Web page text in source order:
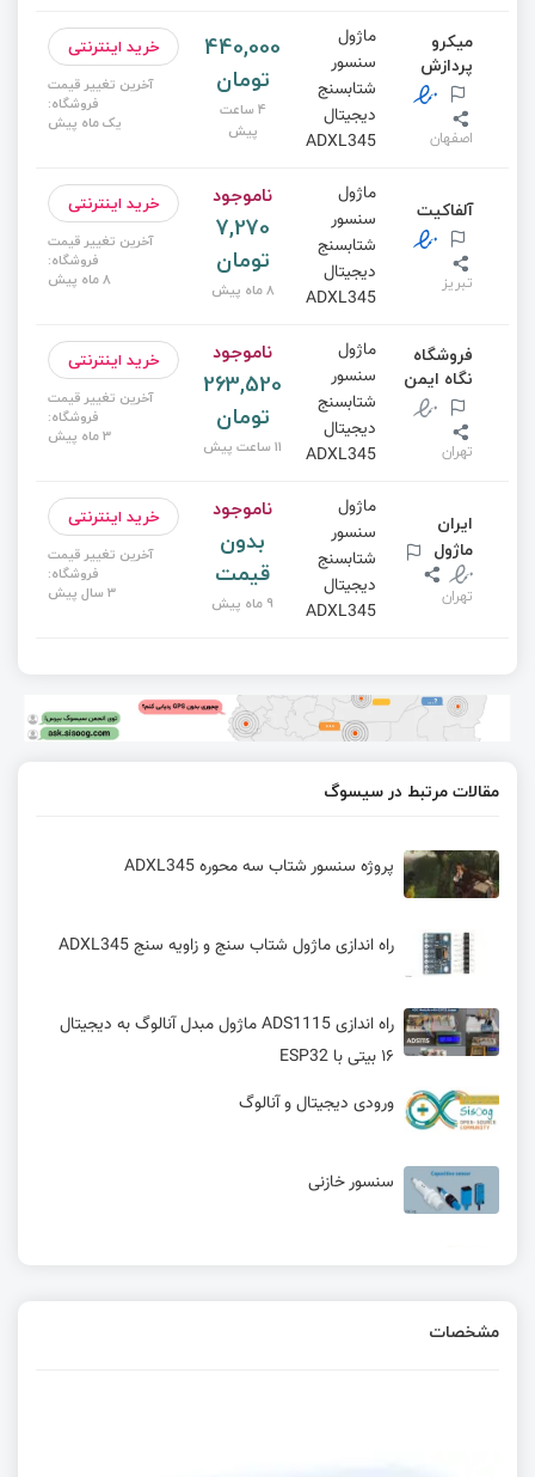
میکرو
پردازش
اصفهان
ماژول
سنسور
شتابسنج
دیجیتال
ADXL345
440,000
تومان
4 ساعت
پیش
خرید اینترنتی
آخرین تغییر قیمت
فروشگاه:
یک ماه پیش
آلفاکیت
تبریز
ماژول
سنسور
شتابسنج
دیجیتال
ADXL345
ناموجود
7,270
تومان
8 ماه پیش
خرید اینترنتی
آخرین تغییر قیمت
فروشگاه:
8 ماه پیش
فروشگاه
نگاه ایمن
تهران
ماژول
سنسور
شتابسنج
دیجیتال
ADXL345
ناموجود
263,520
تومان
11 ساعت پیش
خرید اینترنتی
آخرین تغییر قیمت
فروشگاه:
3 ماه پیش
ایران
ماژول
تهران
ماژول
سنسور
شتابسنج
دیجیتال
ADXL345
ناموجود
بدون
قیمت
9 ماه پیش
خرید اینترنتی
آخرین تغییر قیمت
فروشگاه:
3 سال پیش
مقالات مرتبط در سیسوگ
پروژه سنسور شتاب سه محوره ADXL345
راه اندازی ماژول شتاب سنج و زاویه سنج ADXL345
راه اندازی ADS1115 ماژول مبدل آنالوگ به دیجیتال
۱۶ بیتی با ESP32
ورودی دیجیتال و آنالوگ
سنسور خازنی
مشخصات